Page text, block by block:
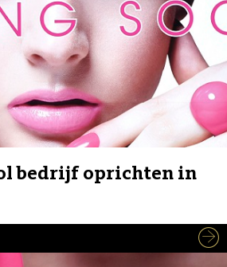
bedrijf oprichten in